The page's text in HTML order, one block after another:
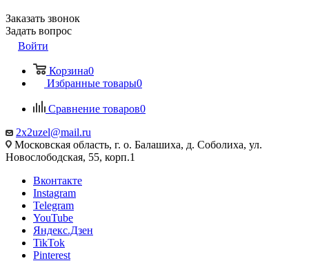
Заказать звонок
Задать вопрос
Войти
Корзина0
Избранные товары0
Сравнение товаров0
2x2uzel@mail.ru
Московская область, г. о. Балашиха, д. Соболиха, ул.
Новослободская, 55, корп.1
Вконтакте
Instagram
Telegram
YouTube
Яндекс.Дзен
TikTok
Pinterest